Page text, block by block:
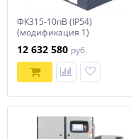
ФК315-10пВ (IP54)
(модификация 1)
электрический
12 632 580 руб.